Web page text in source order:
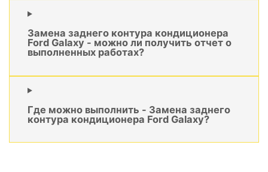
Замена заднего контура кондиционера
Ford Galaxy - можно ли получить отчет о
выполненных работах?
Где можно выполнить - Замена заднего
контура кондиционера Ford Galaxy?